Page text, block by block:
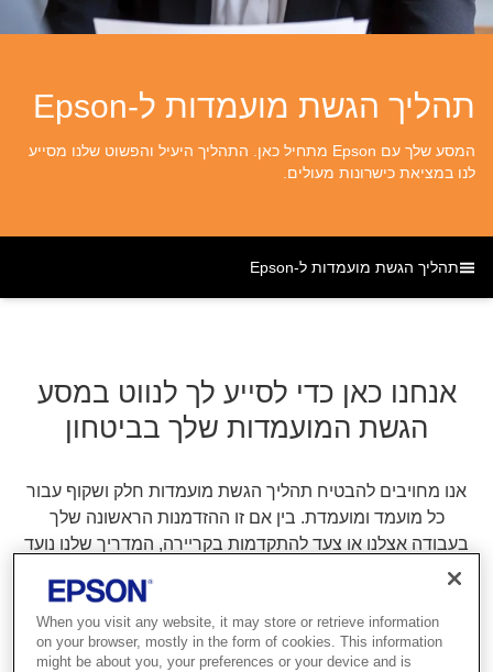
תהליך הגשת מועמדות ל-Epson
המסע שלך עם Epson מתחיל כאן. התהליך היעיל והפשוט שלנו מסייע
לנו במציאת כישרונות מעולים.
תהליך הגשת מועמדות ל-Epson
אנחנו כאן כדי לסייע לך לנווט במסע
הגשת המועמדות שלך בביטחון
אנו מחויבים להבטיח תהליך הגשת מועמדות חלק ושקוף עבור
כל מועמד ומועמדת. בין אם זו ההזדמנות הראשונה שלך
בעבודה אצלנו או צעד להתקדמות בקריירה, המדריך שלנו נועד
המועמדות הראשונית ועד לראיונות הסופיים, אנו נספק תמיכה
ומידע ברור כדי לוודא שבאפשרותך לדעת למה לצפות במהלך
תהליך הגיוס.
When you visit any website, it may store or retrieve information
on your browser, mostly in the form of cookies. This information
might be about you, your preferences or your device and is